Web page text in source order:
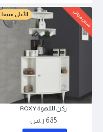
الأعلى مبيعا شحن مجاني
ركن للقهوة ROXY
685 ر.س